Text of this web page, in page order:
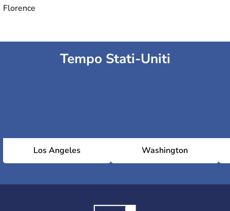
Florence
Tempo Stati-Uniti
Los Angeles Washington